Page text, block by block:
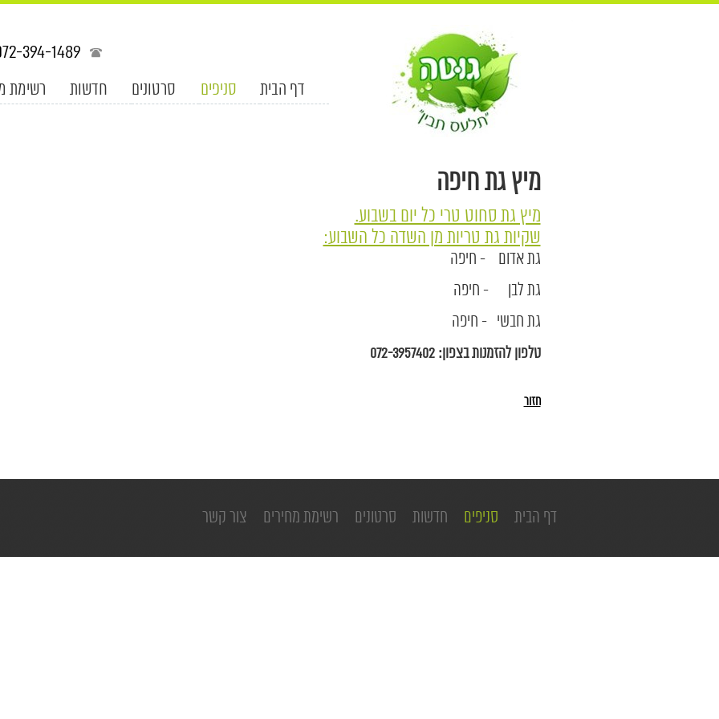
394-1489
דף הבית סניפים סרטונים חדשות רשימת
מיץ גת חיפה
מיץ גת סחוט טרי כל יום בשבוע.
שקיות גת טריות מן השדה כל השבוע:
גת אדום - חיפה
גת לבן - חיפה
גת חבשי - חיפה
טלפון להזמנות בצפון: 072-3957402
חזור
דף הבית סניפים חדשות סרטונים רשימת מחירים צור קשר